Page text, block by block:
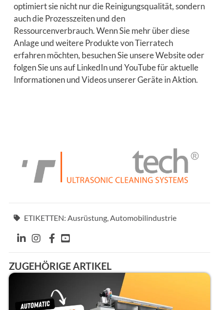
optimiert sie nicht nur die Reinigungsqualität, sondern
auch die Prozesszeiten und den
Ressourcenverbrauch. Wenn Sie mehr über diese
Anlage und weitere Produkte von Tierratech
erfahren möchten, besuchen Sie unsere Website oder
folgen Sie uns auf LinkedIn und YouTube für aktuelle
Informationen und Videos unserer Geräte in Aktion.
ETIKETTEN: Ausrüstung,Automobilindustrie
ZUGEHÖRIGE ARTIKEL